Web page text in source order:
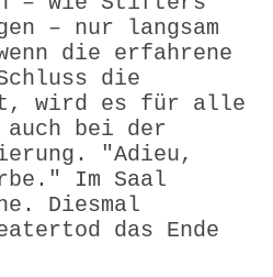
– nur langsam
die erfahrene
die
wird es für alle
auch bei der
"Adieu,
Im Saal
Diesmal
das Ende